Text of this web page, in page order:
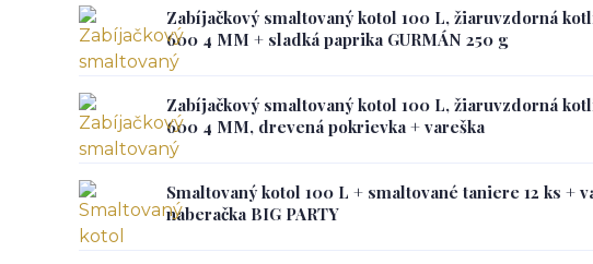
Zabíjačkový smaltovaný kotol 100 L, žiaruvzdorná
600 4 MM + sladká paprika GURMÁN 250 g
Zabíjačkový smaltovaný kotol 100 L, žiaruvzdorná
600 4 MM, drevená pokrievka + vareška
Smaltovaný kotol 100 L + smaltované taniere 12 ks +
naberačka BIG PARTY